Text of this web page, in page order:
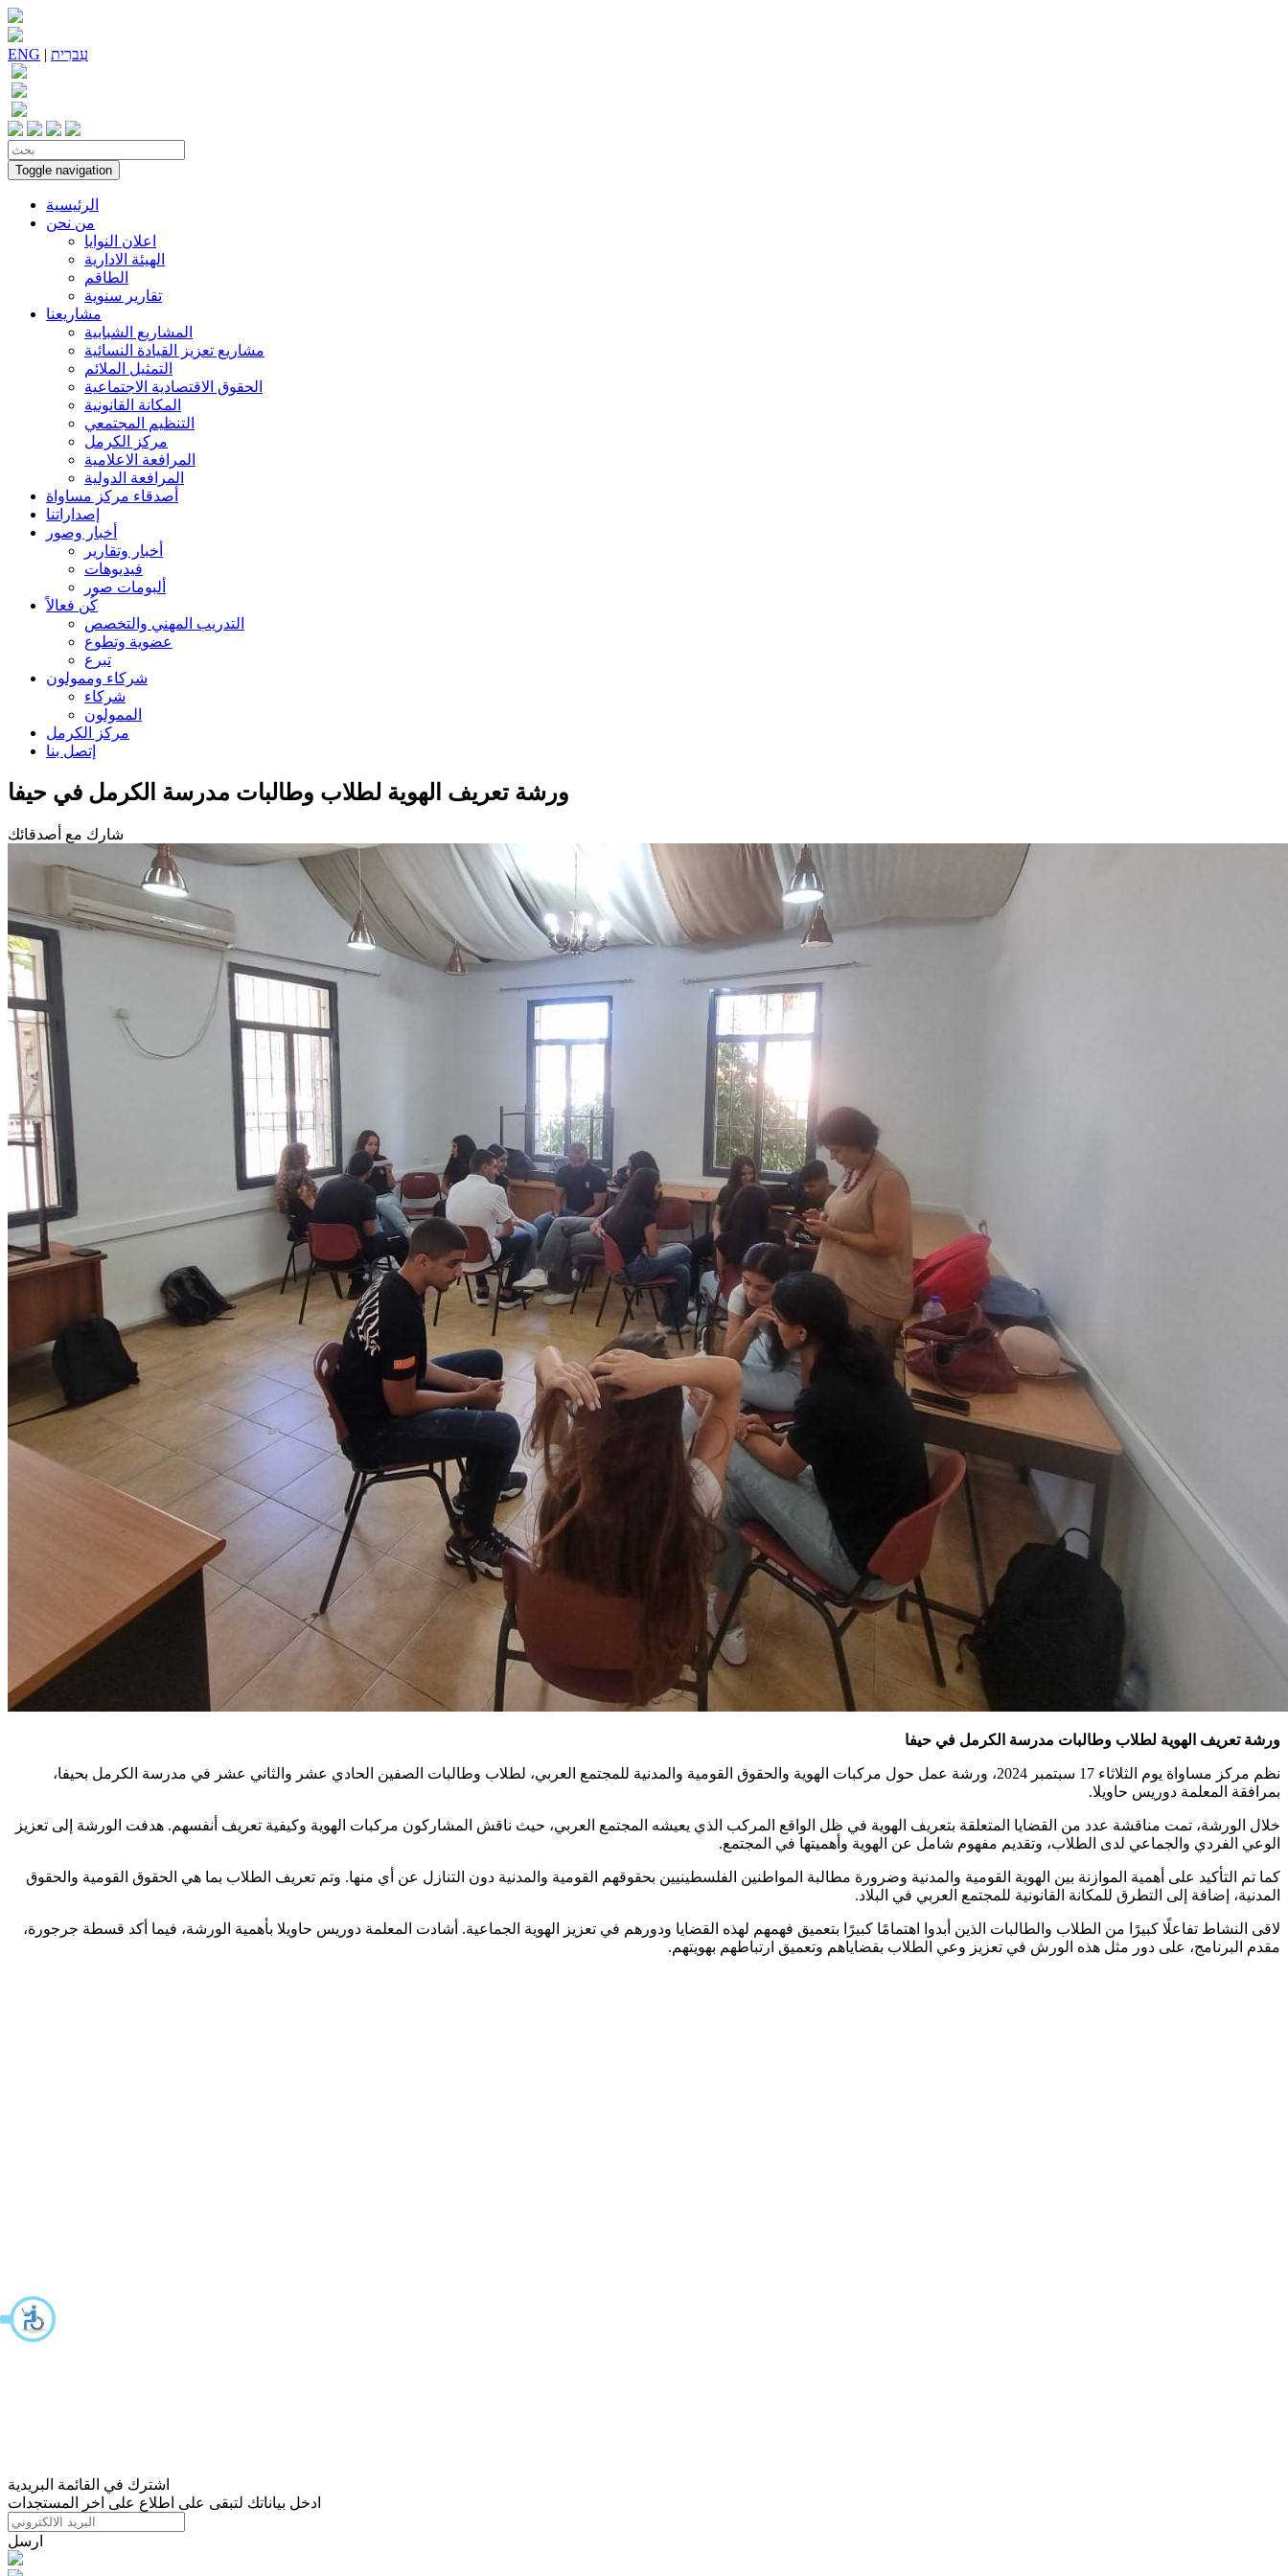
ENG | עִברִית
Toggle navigation
الرئيسية
من نحن
اعلان النوايا
الهيئة الادارية
الطاقم
تقارير سنوية
مشاريعنا
المشاريع الشبابية
مشاريع تعزيز القيادة النسائية
التمثيل الملائم
الحقوق الاقتصادية الاجتماعية
المكانة القانونية
التنظيم المجتمعي
مركز الكرمل
المرافعة الاعلامية
المرافعة الدولية
أصدقاء مركز مساواة
إصداراتنا
أخبار وصور
أخبار وتقارير
فيديوهات
ألبومات صور
كُن فعالاً
التدريب المهني والتخصص
عضوية وتطوع
تبرع
شركاء وممولون
شركاء
الممولون
مركز الكرمل
إتصل بنا
ورشة تعريف الهوية لطلاب وطالبات مدرسة الكرمل في حيفا
شارك مع أصدقائك
ورشة تعريف الهوية لطلاب وطالبات مدرسة الكرمل في حيفا
نظم مركز مساواة يوم الثلاثاء 17 سبتمبر 2024، ورشة عمل حول مركبات الهوية والحقوق القومية والمدنية للمجتمع العربي، لطلاب وطالبات الصفين الحادي عشر والثاني عشر في مدرسة الكرمل بحيفا،
بمرافقة المعلمة دوريس حاويلا.
خلال الورشة، تمت مناقشة عدد من القضايا المتعلقة بتعريف الهوية في ظل الواقع المركب الذي يعيشه المجتمع العربي، حيث ناقش المشاركون مركبات الهوية وكيفية تعريف أنفسهم. هدفت الورشة إلى تعزيز
الوعي الفردي والجماعي لدى الطلاب، وتقديم مفهوم شامل عن الهوية وأهميتها في المجتمع.
كما تم التأكيد على أهمية الموازنة بين الهوية القومية والمدنية وضرورة مطالبة المواطنين الفلسطينيين بحقوقهم القومية والمدنية دون التنازل عن أي منها. وتم تعريف الطلاب بما هي الحقوق القومية والحقوق
المدنية، إضافة إلى التطرق للمكانة القانونية للمجتمع العربي في البلاد.
لاقى النشاط تفاعلًا كبيرًا من الطلاب والطالبات الذين أبدوا اهتمامًا كبيرًا بتعميق فهمهم لهذه القضايا ودورهم في تعزيز الهوية الجماعية. أشادت المعلمة دوريس حاويلا بأهمية الورشة، فيما أكد قسطة جرجورة،
مقدم البرنامج، على دور مثل هذه الورش في تعزيز وعي الطلاب بقضاياهم وتعميق ارتباطهم بهويتهم.
اشترك في القائمة البريدية
ادخل بياناتك لتبقى على اطلاع على اخر المستجدات
ارسل